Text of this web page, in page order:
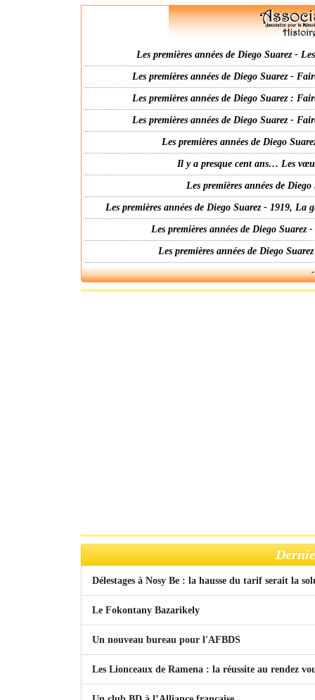
Les premières années de Diego Suarez -
Les premières années de Diego Suarez -
Les premières années de Diego Suarez :
Les premières années de Diego Suarez -
Les premières années de Diego
Il y a presque cent ans… Les
Les premières années de
Les premières années de Diego Suarez - 1919,
Les premières années de Diego
Les premières années de Diego
Délestages à Nosy Be : la hausse du tarif serait la
Le Fokontany Bazarikely
Un nouveau bureau pour l'AFBDS
Les Lionceaux de Ramena : la réussite au rendez